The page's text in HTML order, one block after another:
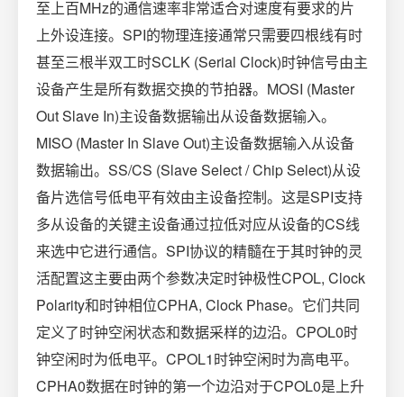
至上百MHz的通信速率非常适合对速度有要求的片
上外设连接。SPI的物理连接通常只需要四根线有时
甚至三根半双工时SCLK (Serial Clock)时钟信号由主
设备产生是所有数据交换的节拍器。MOSI (Master
Out Slave In)主设备数据输出从设备数据输入。
MISO (Master In Slave Out)主设备数据输入从设备
数据输出。SS/CS (Slave Select / Chip Select)从设
备片选信号低电平有效由主设备控制。这是SPI支持
多从设备的关键主设备通过拉低对应从设备的CS线
来选中它进行通信。SPI协议的精髓在于其时钟的灵
活配置这主要由两个参数决定时钟极性CPOL, Clock
Polarity和时钟相位CPHA, Clock Phase。它们共同
定义了时钟空闲状态和数据采样的边沿。CPOL0时
钟空闲时为低电平。CPOL1时钟空闲时为高电平。
CPHA0数据在时钟的第一个边沿对于CPOL0是上升